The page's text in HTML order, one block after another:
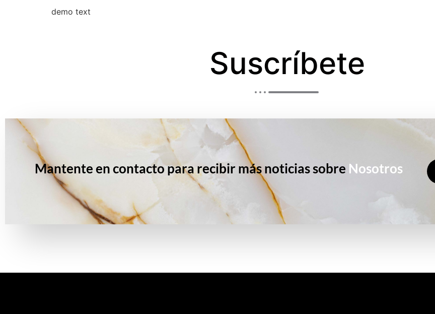
demo text
Suscríbete
Mantente en contacto para recibir más noticias sobre Nosotros